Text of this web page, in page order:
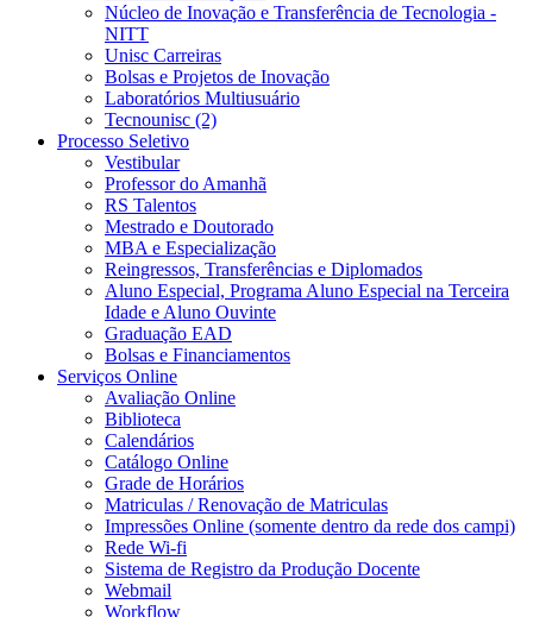
Núcleo de Inovação e Transferência de Tecnologia -
NITT
Unisc Carreiras
Bolsas e Projetos de Inovação
Laboratórios Multiusuário
Tecnounisc (2)
Processo Seletivo
Vestibular
Professor do Amanhã
RS Talentos
Mestrado e Doutorado
MBA e Especialização
Reingressos, Transferências e Diplomados
Aluno Especial, Programa Aluno Especial na Terceira
Idade e Aluno Ouvinte
Graduação EAD
Bolsas e Financiamentos
Serviços Online
Avaliação Online
Biblioteca
Calendários
Catálogo Online
Grade de Horários
Matriculas / Renovação de Matriculas
Impressões Online (somente dentro da rede dos campi)
Rede Wi-fi
Sistema de Registro da Produção Docente
Webmail
Workflow